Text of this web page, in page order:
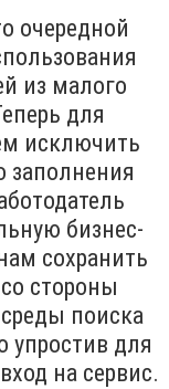
очередной
из малого
для
исключить
заполнения
бизнес-
сохранить
стороны
поиска
упростив для
на сервис.